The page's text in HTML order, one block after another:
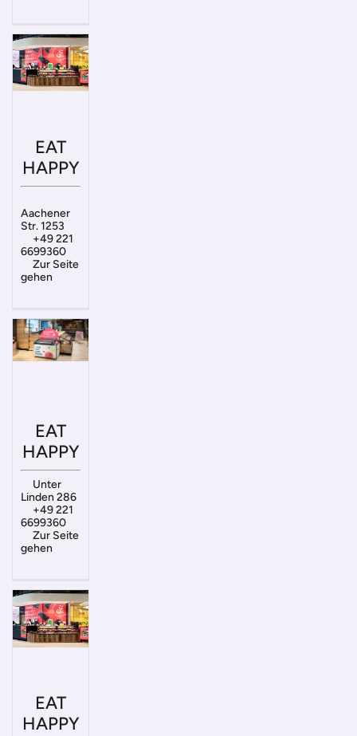
EAT
HAPPY
Aachener
Str. 1253
+49 221
6699360
Zur Seite
gehen
EAT
HAPPY
Unter
Linden 286
+49 221
6699360
Zur Seite
gehen
EAT
HAPPY